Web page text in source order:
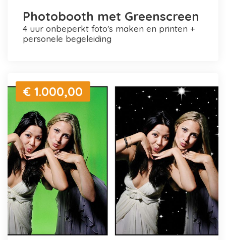
Photobooth met Greenscreen
4 uur onbeperkt foto's maken en printen +
personele begeleiding
€ 1.000,00